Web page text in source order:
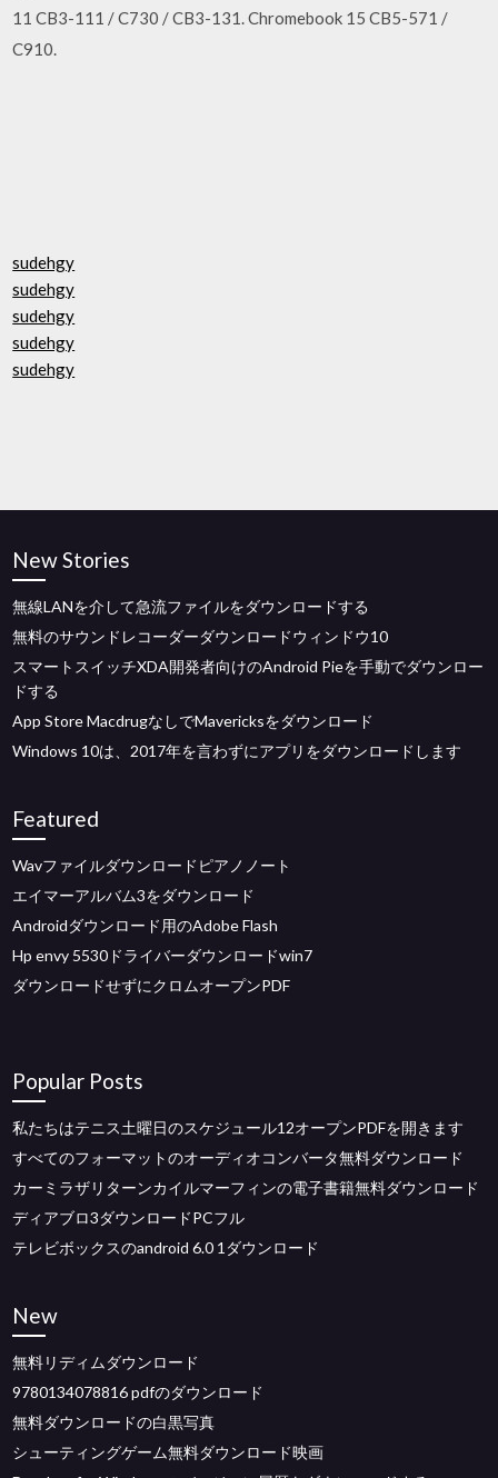
11 CB3-111 / C730 / CB3-131. Chromebook 15 CB5-571 /
C910.
sudehgy
sudehgy
sudehgy
sudehgy
sudehgy
New Stories
無線LANを介して急流ファイルをダウンロードする
無料のサウンドレコーダーダウンロードウィンドウ10
スマートスイッチXDA開発者向けのAndroid Pieを手動でダウンロー
ドする
App Store MacdrugなしでMavericksをダウンロード
Windows 10は、2017年を言わずにアプリをダウンロードします
Featured
Wavファイルダウンロードピアノノート
エイマーアルバム3をダウンロード
Androidダウンロード用のAdobe Flash
Hp envy 5530ドライバーダウンロードwin7
ダウンロードせずにクロムオープンPDF
Popular Posts
私たちはテニス土曜日のスケジュール12オープンPDFを開きます
すべてのフォーマットのオーディオコンバータ無料ダウンロード
カーミラザリターンカイルマーフィンの電子書籍無料ダウンロード
ディアブロ3ダウンロードPCフル
テレビボックスのandroid 6.0 1ダウンロード
New
無料リディムダウンロード
9780134078816 pdfのダウンロード
無料ダウンロードの白黒写真
シューティングゲーム無料ダウンロード映画